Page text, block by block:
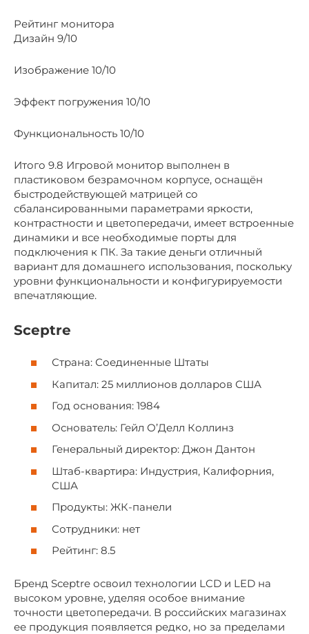
Рейтинг монитора
Дизайн 9/10
Изображение 10/10
Эффект погружения 10/10
Функциональность 10/10
Итого 9.8 Игровой монитор выполнен в
пластиковом безрамочном корпусе, оснащён
быстродействующей матрицей со
сбалансированными параметрами яркости,
контрастности и цветопередачи, имеет встроенные
динамики и все необходимые порты для
подключения к ПК. За такие деньги отличный
вариант для домашнего использования, поскольку
уровни функциональности и конфигурируемости
впечатляющие.
Sceptre
Страна: Соединенные Штаты
Капитал: 25 миллионов долларов США
Год основания: 1984
Основатель: Гейл О’Делл Коллинз
Генеральный директор: Джон Дантон
Штаб-квартира: Индустрия, Калифорния,
США
Продукты: ЖК-панели
Сотрудники: нет
Рейтинг: 8.5
Бренд Sceptre освоил технологии LCD и LED на
высоком уровне, уделяя особое внимание
точности цветопередачи. В российских магазинах
ее продукция появляется редко, но за пределами